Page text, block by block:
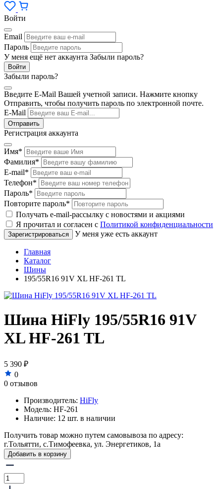
Войти
Email
Пароль
У меня ещё нет аккаунта Забыли пароль?
Забыли пароль?
Введите E-Mail Вашей учетной записи. Нажмите кнопку
Отправить, чтобы получить пароль по электронной почте.
E-Mail
Регистрация аккаунта
Имя*
Фамилия*
E-mail*
Телефон*
Пароль*
Повторите пароль*
Получать e-mail-рассылку с новостями и акциями
Я прочитал и согласен с Политикой конфиденциальности
У меня уже есть аккаунт
Главная
Каталог
Шины
195/55R16 91V XL HF-261 TL
Шина HiFly 195/55R16 91V
XL HF-261 TL
5 390 ₽
0
0 отзывов
Производитель: HiFly
Модель: HF-261
Наличие: 12 шт. в наличии
Получить товар можно путем самовывоза по адресу:
г.Тольятти, с.Тимофеевка, ул. Энергетиков, 1а
Добавить в корзину